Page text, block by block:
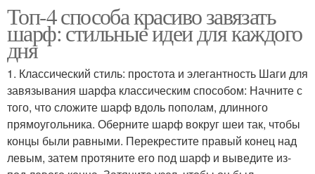
Топ-4 способа красиво завязать
шарф: стильные идеи для каждого
дня
1. Классический стиль: простота и элегантность Шаги для
завязывания шарфа классическим способом: Начните с
того, что сложите шарф вдоль пополам, длинного
прямоугольника. Оберните шарф вокруг шеи так, чтобы
концы были равными. Перекрестите правый конец над
левым, затем протяните его под шарф и выведите из-